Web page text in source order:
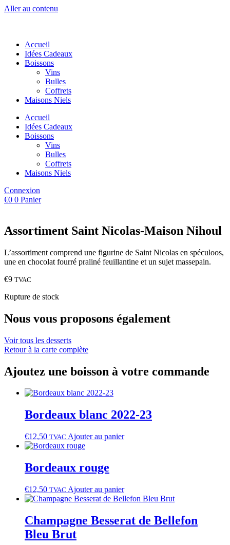
Aller au contenu
Accueil
Idées Cadeaux
Boissons
Vins
Bulles
Coffrets
Maisons Niels
Accueil
Idées Cadeaux
Boissons
Vins
Bulles
Coffrets
Maisons Niels
Connexion
€0 0 Panier
Assortiment Saint Nicolas-Maison Nihoul
L’assortiment comprend une figurine de Saint Nicolas en spéculoos,
une en chocolat fourré praliné feuillantine et un sujet massepain.
€9 TVAC
Rupture de stock
Nous vous proposons également
Voir tous les desserts
Retour à la carte complète
Ajoutez une boisson à votre commande
Bordeaux blanc 2022‑23
€12,50 TVAC Ajouter au panier
Bordeaux rouge
€12,50 TVAC Ajouter au panier
Champagne Besserat de Bellefon
Bleu Brut